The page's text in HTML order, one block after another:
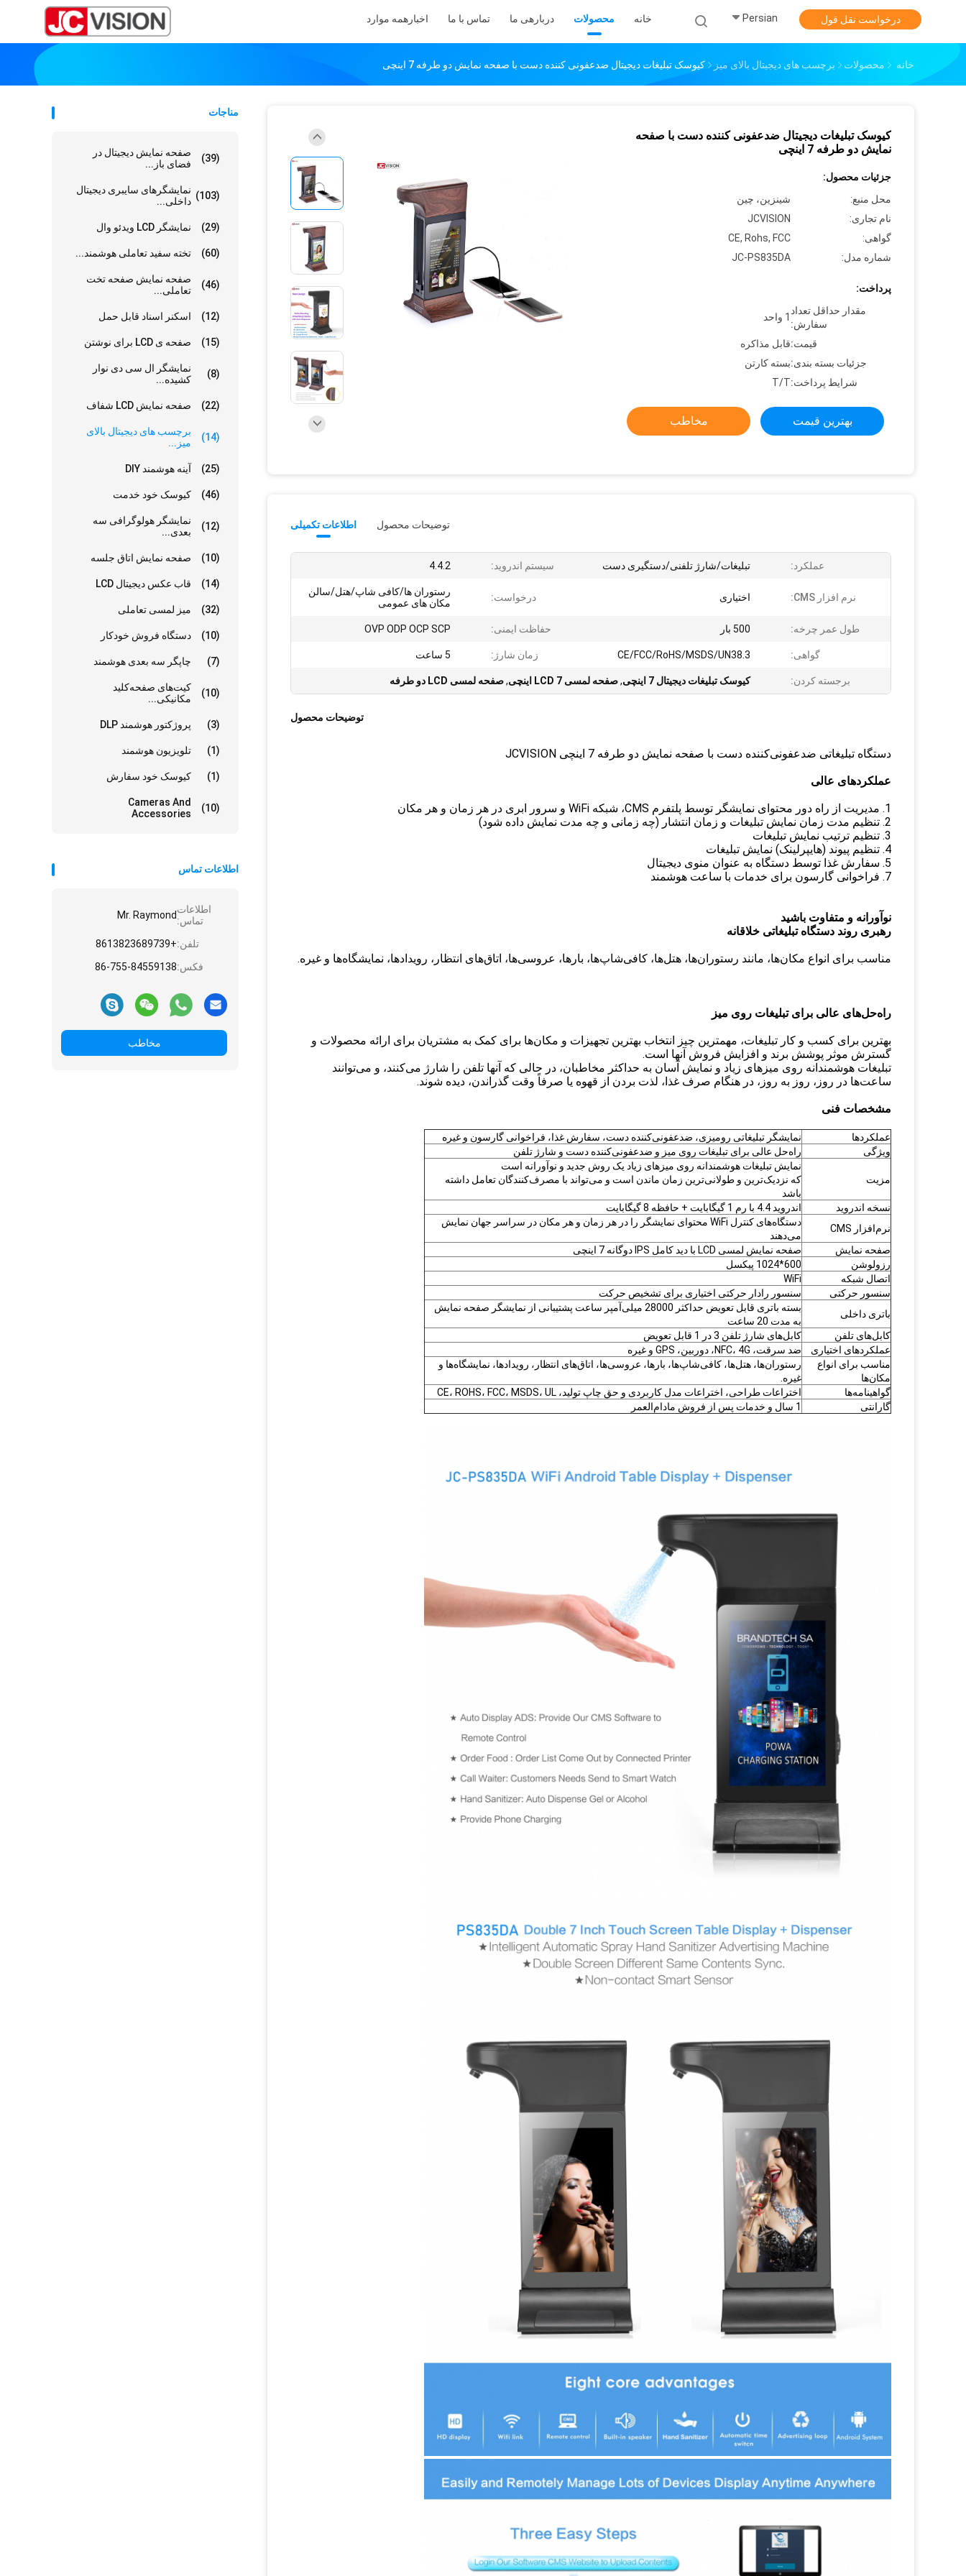
خانه محصولات دربارهی ما تماس با ما اخبار همه موارد Persian درخواست نقل قول
خانه محصولات برچسب های دیجیتال بالای میز کیوسک تبلیغات دیجیتال ضدعفونی کننده دست با صفحه نمایش دو طرفه 7 اینچی
مناجات
صفحه نمایش دیجیتال در
فضای باز...
(39)
نمایشگرهای سایبری دیجیتال
داخلی...
(103)
نمایشگر LCD ویدئو وال (29)
تخته سفید تعاملی هوشمند... (60)
صفحه نمایش صفحه تخت
تعاملی...
(46)
اسکنر اسناد قابل حمل (12)
صفحه ی LCD برای نوشتن (15)
نمایشگر ال سی دی نوار
کشیده...
(8)
صفحه نمایش LCD شفاف (22)
برچسب های دیجیتال بالای
میز...
(14)
آینه هوشمند DIY (25)
کيوسک خود خدمت (46)
نمایشگر هولوگرافی سه
بعدی...
(12)
صفحه نمایش اتاق جلسه (10)
قاب عکس دیجیتال LCD (14)
میز لمسی تعاملی (32)
دستگاه فروش خودکار (10)
چاپگر سه بعدی هوشمند (7)
کیت‌های صفحه‌کلید
مکانیکی...
(10)
پروژکتور هوشمند DLP (3)
تلویزیون هوشمند (1)
کیوسک خود سفارش (1)
Cameras And
Accessories
(10)
اطلاعات تماس
اطلاعات
تماس:Mr. Raymond
تلفن:+8613823689739
فکس:86-755-84559138
مخاطب
کیوسک تبلیغات دیجیتال ضدعفونی کننده دست با صفحه
نمایش دو طرفه 7 اینچی
جزئیات محصول:
محل منبع:
شينزين، چين
نام تجاری:
JCVISION
گواهی:
CE, Rohs, FCC
شماره مدل:
JC-PS835DA
پرداخت:
مقدار حداقل تعداد
سفارش:
1 واحد
قیمت:قابل مذاکره
جزئیات بسته بندی:بسته کارتن
شرایط پرداخت:T/T
بهترین قیمت مخاطب
اطلاعات تکمیلی توضیحات محصول
عملکرد: تبلیغات/شارژ تلفنی/دستگیری دست سیستم اندروید: 4.4.2
نرم افزار CMS: اختیاری درخواست:
رستوران ها/کافی شاپ/هتل/سالن
مکان های عمومی
طول عمر چرخه: 500 بار حفاظت ایمنی: OVP ODP OCP SCP
گواهی: CE/FCC/RoHS/MSDS/UN38.3 زمان شارژ: 5 ساعت
برجسته کردن: کیوسک تبلیغات دیجیتال 7 اینچی ,صفحه لمسی LCD 7 اینچی ,صفحه لمسی LCD دو طرفه
توضیحات محصول
دستگاه تبلیغاتی ضدعفونی‌کننده دست با صفحه نمایش دو طرفه 7 اینچی JCVISION
عملکردهای عالی
1. مدیریت از راه دور محتوای نمایشگر توسط پلتفرم CMS، شبکه WiFi و سرور ابری در هر زمان و هر مکان
2. تنظیم مدت زمان نمایش تبلیغات و زمان انتشار (چه زمانی و چه مدت نمایش داده شود)
3. تنظیم ترتیب نمایش تبلیغات
4. تنظیم پیوند (هایپرلینک) نمایش تبلیغات
5. سفارش غذا توسط دستگاه به عنوان منوی دیجیتال
7. فراخوانی گارسون برای خدمات با ساعت هوشمند
نوآورانه و متفاوت باشید
رهبری روند دستگاه تبلیغاتی خلاقانه
مناسب برای انواع مکان‌ها، مانند رستوران‌ها، هتل‌ها، کافی‌شاپ‌ها، بارها، عروسی‌ها، اتاق‌های انتظار، رویدادها، نمایشگاه‌ها و غیره.
راه‌حل‌های عالی برای تبلیغات روی میز
بهترین برای کسب و کار تبلیغات، مهمترین چیز انتخاب بهترین تجهیزات و مکان‌ها برای کمک به مشتریان برای ارائه محصولات و
گسترش موثر پوشش برند و افزایش فروش آنها است.
تبلیغات هوشمندانه روی میزهای زیاد و نمایش آسان به حداکثر مخاطبان، در حالی که آنها تلفن را شارژ می‌کنند، و می‌توانند
ساعت‌ها در روز، روز به روز، در هنگام صرف غذا، لذت بردن از قهوه یا صرفاً وقت گذراندن، دیده شوند.
مشخصات فنی
عملکردها
نمایشگر تبلیغاتی رومیزی، ضدعفونی‌کننده دست، سفارش غذا، فراخوانی گارسون و غیره
ویژگی
راه‌حل عالی برای تبلیغات روی میز و ضدعفونی‌کننده دست و شارژ تلفن
مزیت
نمایش تبلیغات هوشمندانه روی میزهای زیاد یک روش جدید و نوآورانه است
که نزدیک‌ترین و طولانی‌ترین زمان ماندن است و می‌تواند با مصرف‌کنندگان تعامل داشته
باشد
نسخه اندروید
اندروید 4.4 با رم 1 گیگابایت + حافظه 8 گیگابایت
نرم‌افزار CMS
دستگاه‌های کنترل WiFi محتوای نمایشگر را در هر زمان و هر مکان در سراسر جهان نمایش
می‌دهند
صفحه نمایش
صفحه نمایش لمسی LCD با دید کامل IPS دوگانه 7 اینچی
رزولوشن
600*1024 پیکسل
اتصال شبکه
WiFi
سنسور حرکتی
سنسور رادار حرکتی اختیاری برای تشخیص حرکت
باتری داخلی
بسته باتری قابل تعویض حداکثر 28000 میلی‌آمپر ساعت پشتیبانی از نمایشگر صفحه نمایش
به مدت 20 ساعت
کابل‌های تلفن
کابل‌های شارژ تلفن 3 در 1 قابل تعویض
عملکردهای اختیاری
ضد سرقت، NFC، 4G، دوربین، GPS و غیره
مناسب برای انواع
مکان‌ها
رستوران‌ها، هتل‌ها، کافی‌شاپ‌ها، بارها، عروسی‌ها، اتاق‌های انتظار، رویدادها، نمایشگاه‌ها و
غیره.
گواهینامه‌ها
اختراعات طراحی، اختراعات مدل کاربردی و حق چاپ تولید، CE، ROHS، FCC، MSDS، UL
گارانتی
1 سال و خدمات پس از فروش مادام‌العمر